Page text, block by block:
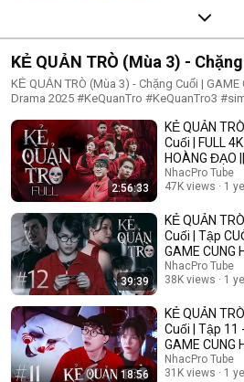
KẺ QUẢN TRÒ (Mùa 3) -
HOÀNG ĐẠO | Web Drama
KẺ QUẢN TRÒ (Mùa 3) - Chặng Cuối |
Drama 2025 #KeQuanTro #KeQuanTro3 #simonphantv -
Khánh Duy ► Một trò chơi kỳ lạ, với mức thưởng tiền tỷ. Một trò chơi
mang hơi hướng của show truyền hình thực
hơn quà từng vòng. Ai sẽ là người chiến
KẺ QUẢN TRÒ là gì?. Và gương mặt đằng
lộ trong seri web drama KẺ QUẢN TRÒ (Mùa
Simon Huỳnh Nhựt _ Diễn viên Huỳnh Nhựt
Cô giáo Bảo Ngân Trúc _ TikToker Trúc
Simon Phan _ Em trai Cá Hồi
2:56:33
KẺ QUẢN
Cuối | FULL
HOÀNG ĐẠO
NhacPro Tube
47K views
1
39:39
KẺ QUẢN
Cuối | Tập
GAME CUNG
Drama 2025
NhacPro Tube
38K views
1
18:56
KẺ QUẢN
Cuối | Tập 11
GAME CUNG
Drama 2025
NhacPro Tube
31K views
1